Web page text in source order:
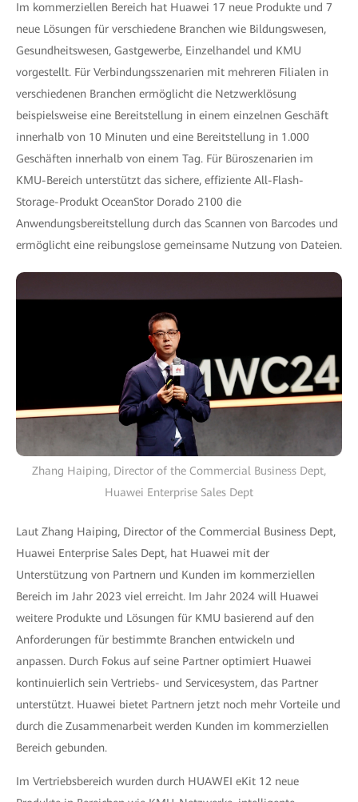
Im kommerziellen Bereich hat Huawei 17 neue Produkte und 7
neue Lösungen für verschiedene Branchen wie Bildungswesen,
Gesundheitswesen, Gastgewerbe, Einzelhandel und KMU
vorgestellt. Für Verbindungsszenarien mit mehreren Filialen in
verschiedenen Branchen ermöglicht die Netzwerklösung
beispielsweise eine Bereitstellung in einem einzelnen Geschäft
innerhalb von 10 Minuten und eine Bereitstellung in 1.000
Geschäften innerhalb von einem Tag. Für Büroszenarien im
KMU-Bereich unterstützt das sichere, effiziente All-Flash-
Storage-Produkt OceanStor Dorado 2100 die
Anwendungsbereitstellung durch das Scannen von Barcodes und
ermöglicht eine reibungslose gemeinsame Nutzung von Dateien.
Zhang Haiping, Director of the Commercial Business Dept,
Huawei Enterprise Sales Dept
Laut Zhang Haiping, Director of the Commercial Business Dept,
Huawei Enterprise Sales Dept, hat Huawei mit der
Unterstützung von Partnern und Kunden im kommerziellen
Bereich im Jahr 2023 viel erreicht. Im Jahr 2024 will Huawei
weitere Produkte und Lösungen für KMU basierend auf den
Anforderungen für bestimmte Branchen entwickeln und
anpassen. Durch Fokus auf seine Partner optimiert Huawei
kontinuierlich sein Vertriebs- und Servicesystem, das Partner
unterstützt. Huawei bietet Partnern jetzt noch mehr Vorteile und
durch die Zusammenarbeit werden Kunden im kommerziellen
Bereich gebunden.
Im Vertriebsbereich wurden durch HUAWEI eKit 12 neue